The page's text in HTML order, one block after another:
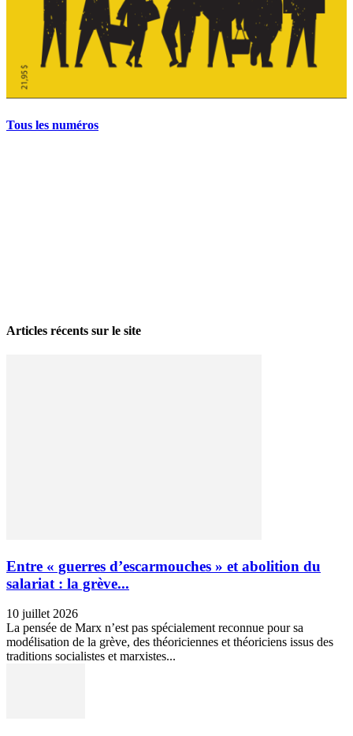
Tous les numéros
Articles récents sur le site
Entre « guerres d’escarmouches » et abolition du
salariat : la grève...
10 juillet 2026
La pensée de Marx n’est pas spécialement reconnue pour sa
modélisation de la grève, des théoriciennes et théoriciens issus des
traditions socialistes et marxistes...